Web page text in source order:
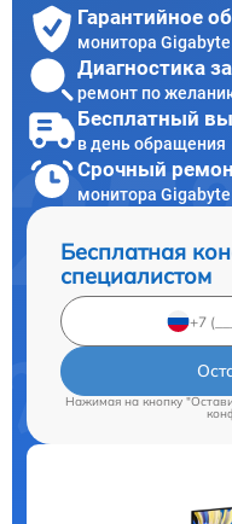
Гарантийное
монитора Gigabyte
Диагностика
ремонт по
Бесплатный
в день обращения
Срочный
монитора
Бесплатная
специалистом
Нажимая на кнопку